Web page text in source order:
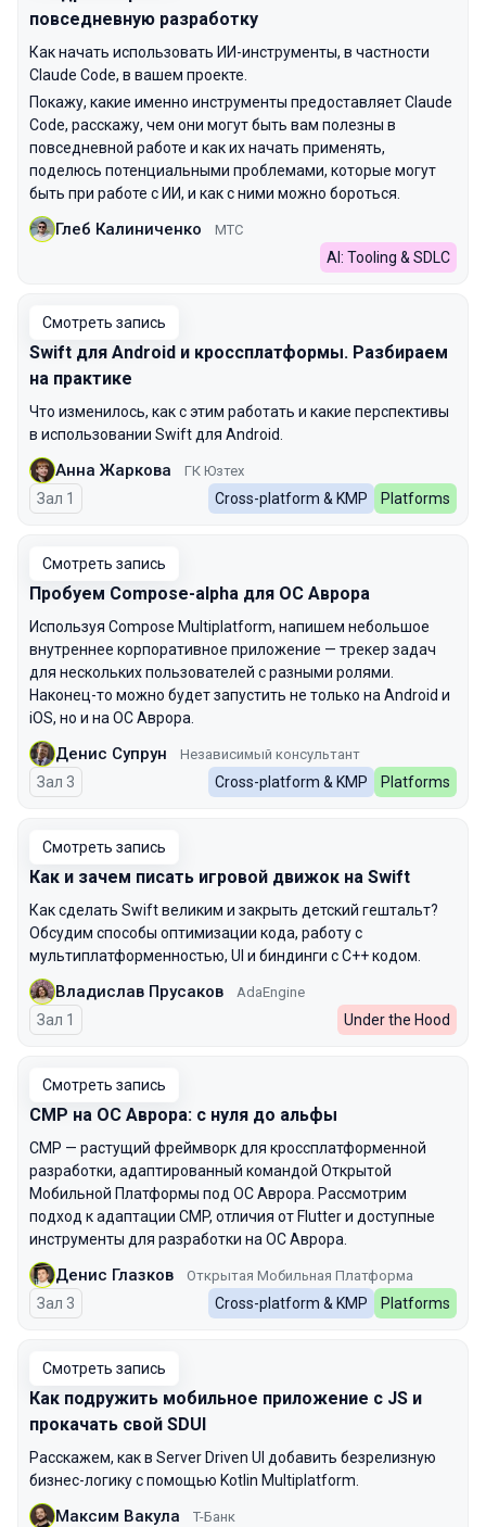
повседневную разработку
Как начать использовать ИИ-инструменты, в частности
Claude Code, в вашем проекте.
Покажу, какие именно инструменты предоставляет Claude
Code, расскажу, чем они могут быть вам полезны в
повседневной работе и как их начать применять,
поделюсь потенциальными проблемами, которые могут
быть при работе с ИИ, и как с ними можно бороться.
Глеб Калиниченко МТС
AI: Tooling & SDLC
Смотреть запись
Swift для Android и кроссплатформы. Разбираем
на практике
Что изменилось, как с этим работать и какие перспективы
в использовании Swift для Android.
Анна Жаркова ГК Юзтех
Зал 1 Cross-platform & KMP Platforms
Смотреть запись
Пробуем Сompose-alpha для ОС Аврора
Используя Compose Multiplatform, напишем небольшое
внутреннее корпоративное приложение — трекер задач
для нескольких пользователей с разными ролями.
Наконец-то можно будет запустить не только на Android и
iOS, но и на ОС Аврора.
Денис Супрун Независимый консультант
Зал 3 Cross-platform & KMP Platforms
Смотреть запись
Как и зачем писать игровой движок на Swift
Как сделать Swift великим и закрыть детский гештальт?
Обсудим способы оптимизации кода, работу с
мультиплатформенностью, UI и биндинги с C++ кодом.
Владислав Прусаков AdaEngine
Зал 1 Under the Hood
Смотреть запись
CMP на ОС Аврора: с нуля до альфы
CMP — растущий фреймворк для кроссплатформенной
разработки, адаптированный командой Открытой
Мобильной Платформы под ОС Аврора. Рассмотрим
подход к адаптации CMP, отличия от Flutter и доступные
инструменты для разработки на ОС Аврора.
Денис Глазков Открытая Мобильная Платформа
Зал 3 Cross-platform & KMP Platforms
Смотреть запись
Как подружить мобильное приложение с JS и
прокачать свой SDUI
Расскажем, как в Server Driven UI добавить безрелизную
бизнес-логику с помощью Kotlin Multiplatform.
Максим Вакула T-Банк